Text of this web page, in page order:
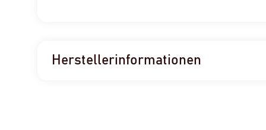
Herstellerinformationen